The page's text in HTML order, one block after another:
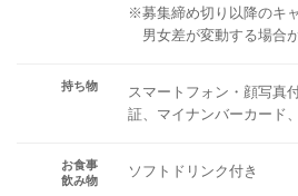
※募集締め切り以降のキ
男女差が変動する場合
持ち物
スマートフォン・顔写真
証、マイナンバーカード
お食事
飲み物
ソフトドリンク付き